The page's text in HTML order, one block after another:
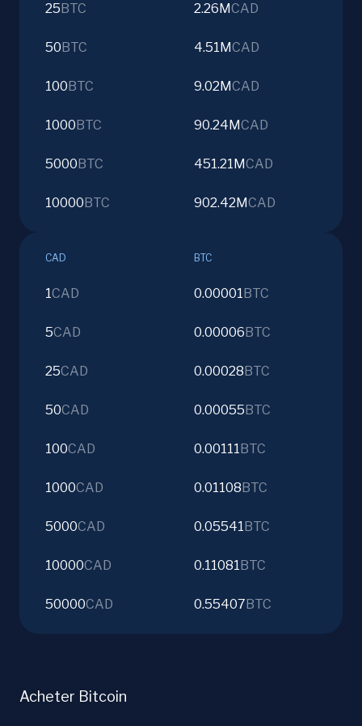
25 BTC 2.26MCAD
50 BTC 4.51MCAD
100 BTC 9.02MCAD
1000 BTC 90.24MCAD
5000 BTC 451.21MCAD
10000 BTC 902.42MCAD
CAD BTC
1CAD 0.00001 BTC
5CAD 0.00006 BTC
25CAD 0.00028 BTC
50CAD 0.00055 BTC
100CAD 0.00111 BTC
1000CAD 0.01108 BTC
5000CAD 0.05541 BTC
10000CAD 0.11081 BTC
50000CAD 0.55407 BTC
Acheter Bitcoin